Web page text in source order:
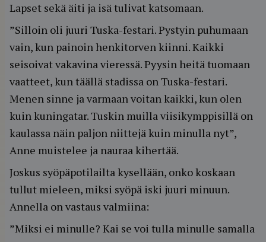
Lapset sekä äiti ja isä tulivat katsomaan.
”Silloin oli juuri Tuska-festari. Pystyin puhumaan
vain, kun painoin henkitorven kiinni. Kaikki
seisoivat vakavina vieressä. Pyysin heitä tuomaan
vaatteet, kun täällä stadissa on Tuska-festari.
Menen sinne ja varmaan voitan kaikki, kun olen
kuin kuningatar. Tuskin muilla viisikymppisillä on
kaulassa näin paljon niittejä kuin minulla nyt”,
Anne muistelee ja nauraa kihertää.
Joskus syöpäpotilailta kysellään, onko koskaan
tullut mieleen, miksi syöpä iski juuri minuun.
Annella on vastaus valmiina:
”Miksi ei minulle? Kai se voi tulla minulle samalla